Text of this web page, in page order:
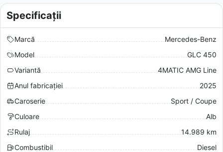
Specificații
Marcă
Mercedes-Benz
Model
GLC 450
Variantă
4MATIC AMG Line
Anul fabricației
2025
Caroserie
Sport / Coupe
Culoare
Alb
Rulaj
14.989 km
Combustibil
Diesel